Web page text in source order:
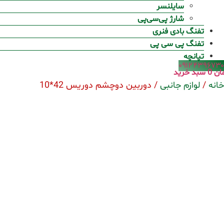
سایلنسر
شارژ پی‌سی‌پی
تفنگ بادی فنری
تفنگ پی سی پی
تپانچه
۰۹۱۲۴۳۹۶۷۳۰
0سبد خرید
خانه / لوازم جانبی / دوربین دوچشم دوریس 42*10